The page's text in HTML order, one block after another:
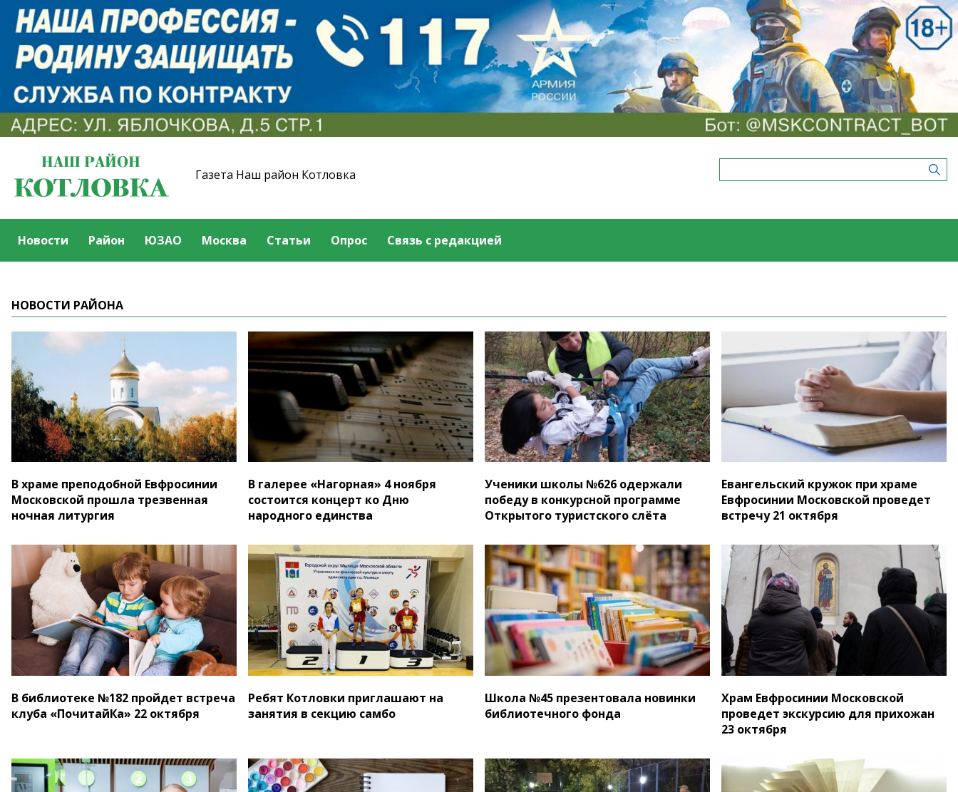
Газета Наш район Котловка
Новости Район ЮЗАО Москва Статьи Опрос Связь с редакцией
НОВОСТИ РАЙОНА
В храме преподобной Евфросинии
Московской прошла трезвенная
ночная литургия
В галерее «Нагорная» 4 ноября
состоится концерт ко Дню
народного единства
Ученики школы №626 одержали
победу в конкурсной программе
Открытого туристского слёта
Евангельский кружок при храме
Евфросинии Московской проведет
встречу 21 октября
В библиотеке №182 пройдет встреча
клуба «ПочитайКа» 22 октября
Ребят Котловки приглашают на
занятия в секцию самбо
Школа №45 презентовала новинки
библиотечного фонда
Храм Евфросинии Московской
проведет экскурсию для прихожан
23 октября